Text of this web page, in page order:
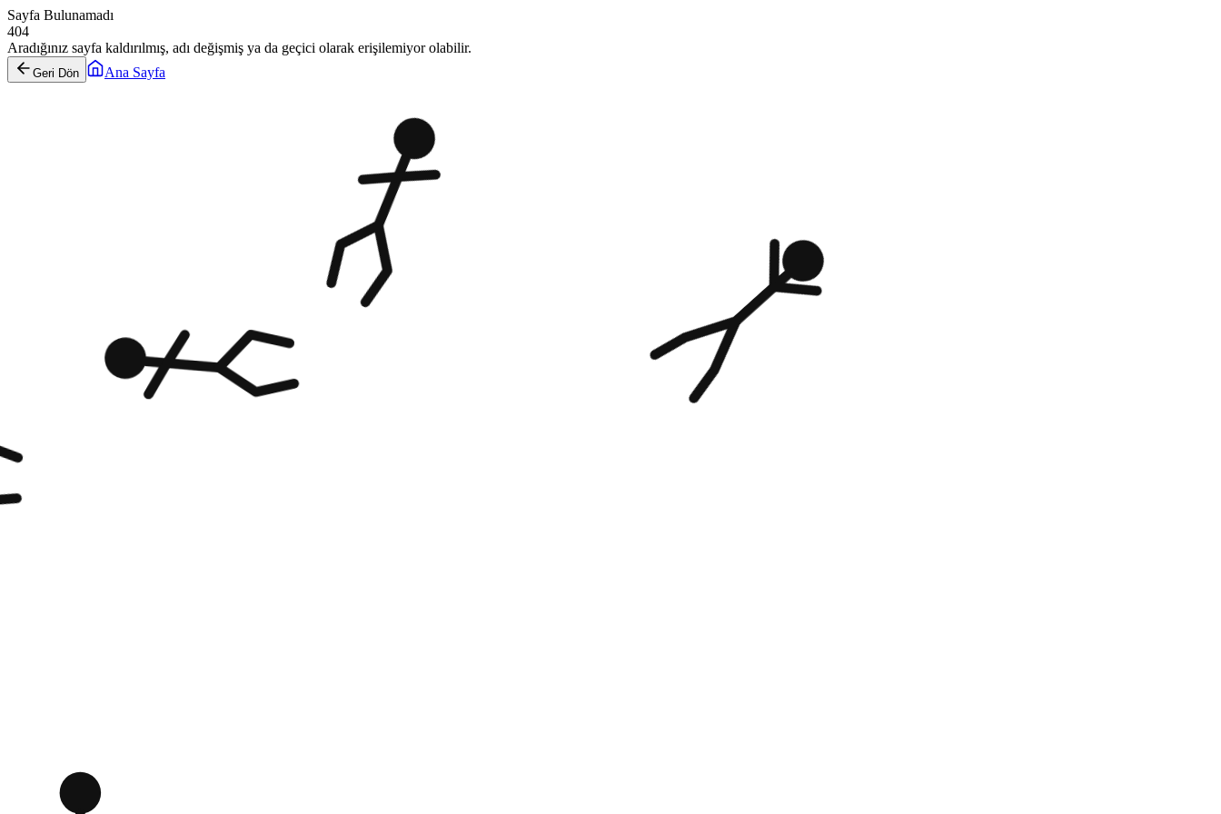
Sayfa Bulunamadı
404
Aradığınız sayfa kaldırılmış, adı değişmiş ya da geçici olarak erişilemiyor olabilir.
Geri Dön Ana Sayfa